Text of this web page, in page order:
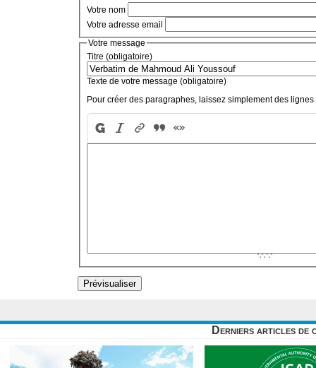
Votre nom
Votre adresse email
Votre message
Titre (obligatoire)
Texte de votre message (obligatoire)
Pour créer des paragraphes, laissez simplement des lignes
Derniers articles de